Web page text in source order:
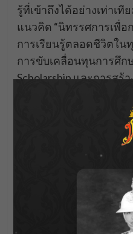
รู้ที่เข้าถึงได้อย่างเท่าเที
แนวคิด “นิทรรศการเพื่อ
การเรียนรู้ตลอดชีวิตใน
การขับเคลื่อนทุนการศึก
Scholarship และการสร้
ด้วยก
Matching และ
กับการพัฒนาศักยภาพข
พื้นที่ โดยการส่งเสริมให้
แหล่งทุน เทคโนโลยี แล
3. การสร้างอนาคตไทย:
Deep Tech และอุตสาห